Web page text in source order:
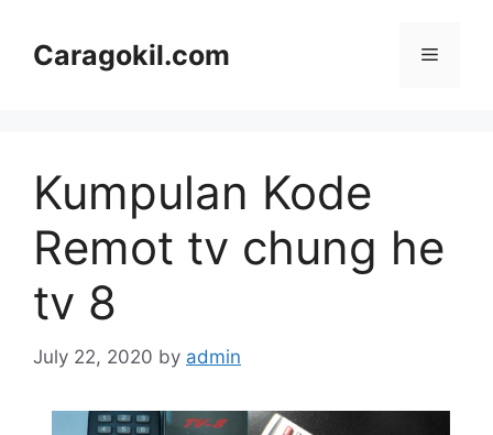
contentCaragokil.com Menu
Kumpulan Kode
Remot tv chung he
tv 8
July 22, 2020 by admin